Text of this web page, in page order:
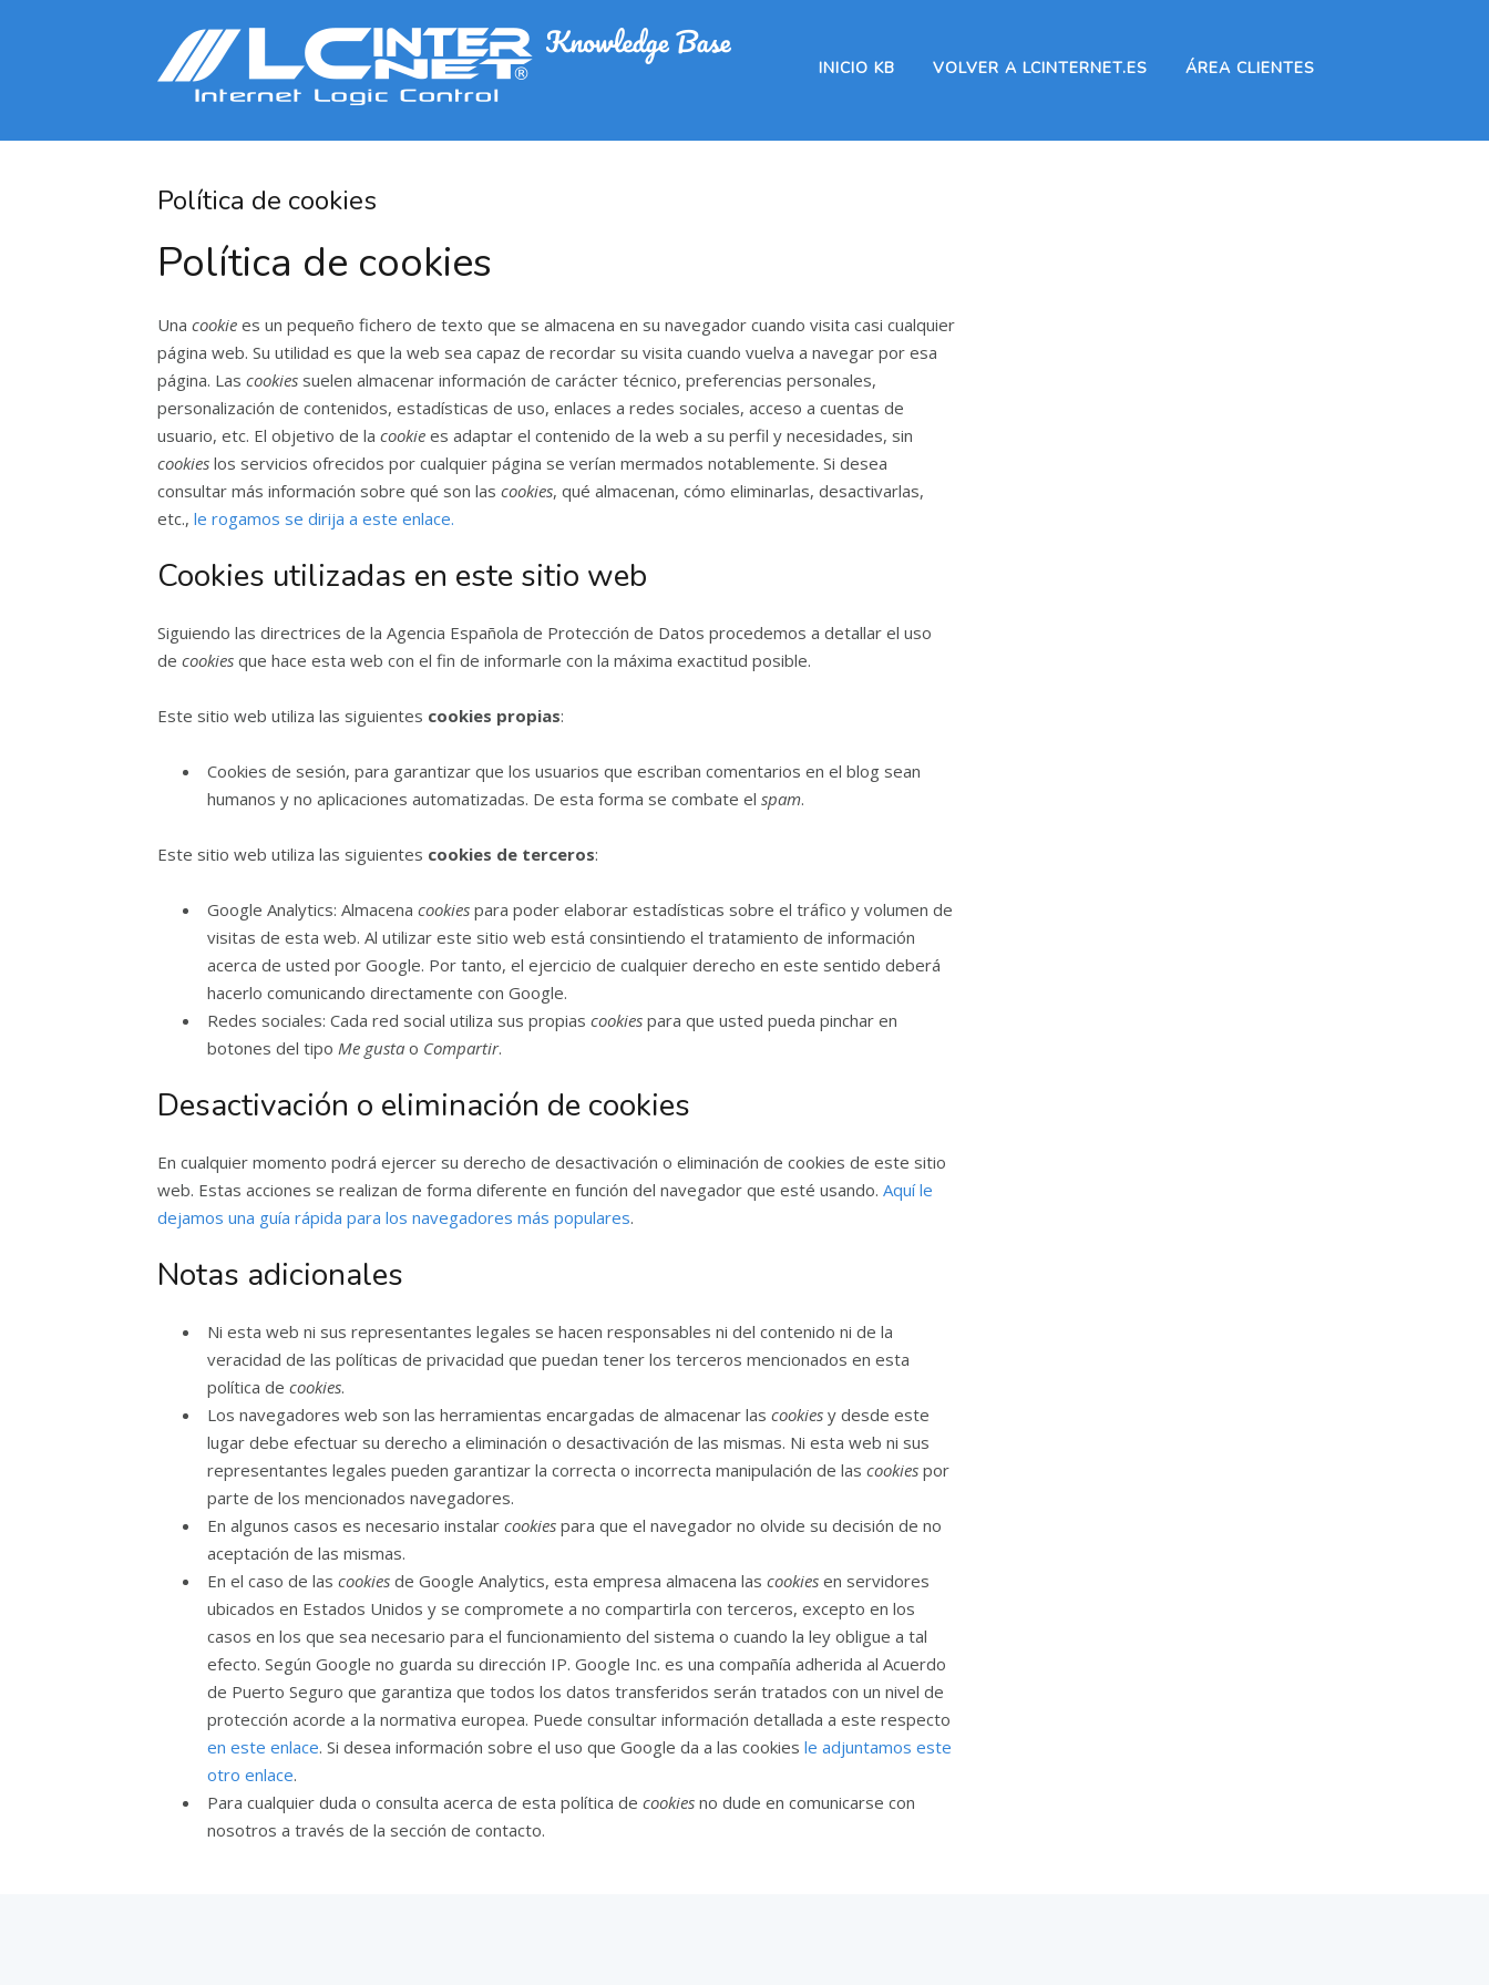
INICIO KB VOLVER A LCINTERNET.ES ÁREA CLIENTES
Política de cookies
Política de cookies
Una cookie es un pequeño fichero de texto que se almacena en su navegador cuando visita casi cualquier
página web. Su utilidad es que la web sea capaz de recordar su visita cuando vuelva a navegar por esa
página. Las cookies suelen almacenar información de carácter técnico, preferencias personales,
personalización de contenidos, estadísticas de uso, enlaces a redes sociales, acceso a cuentas de
usuario, etc. El objetivo de la cookie es adaptar el contenido de la web a su perfil y necesidades, sin
cookies los servicios ofrecidos por cualquier página se verían mermados notablemente. Si desea
consultar más información sobre qué son las cookies, qué almacenan, cómo eliminarlas, desactivarlas,
etc., le rogamos se dirija a este enlace.
Cookies utilizadas en este sitio web
Siguiendo las directrices de la Agencia Española de Protección de Datos procedemos a detallar el uso
de cookies que hace esta web con el fin de informarle con la máxima exactitud posible.
Este sitio web utiliza las siguientes cookies propias:
Cookies de sesión, para garantizar que los usuarios que escriban comentarios en el blog sean
humanos y no aplicaciones automatizadas. De esta forma se combate el spam.
Este sitio web utiliza las siguientes cookies de terceros:
Google Analytics: Almacena cookies para poder elaborar estadísticas sobre el tráfico y volumen de
visitas de esta web. Al utilizar este sitio web está consintiendo el tratamiento de información
acerca de usted por Google. Por tanto, el ejercicio de cualquier derecho en este sentido deberá
hacerlo comunicando directamente con Google.
Redes sociales: Cada red social utiliza sus propias cookies para que usted pueda pinchar en
botones del tipo Me gusta o Compartir.
Desactivación o eliminación de cookies
En cualquier momento podrá ejercer su derecho de desactivación o eliminación de cookies de este sitio
web. Estas acciones se realizan de forma diferente en función del navegador que esté usando. Aquí le
dejamos una guía rápida para los navegadores más populares.
Notas adicionales
Ni esta web ni sus representantes legales se hacen responsables ni del contenido ni de la
veracidad de las políticas de privacidad que puedan tener los terceros mencionados en esta
política de cookies.
Los navegadores web son las herramientas encargadas de almacenar las cookies y desde este
lugar debe efectuar su derecho a eliminación o desactivación de las mismas. Ni esta web ni sus
representantes legales pueden garantizar la correcta o incorrecta manipulación de las cookies por
parte de los mencionados navegadores.
En algunos casos es necesario instalar cookies para que el navegador no olvide su decisión de no
aceptación de las mismas.
En el caso de las cookies de Google Analytics, esta empresa almacena las cookies en servidores
ubicados en Estados Unidos y se compromete a no compartirla con terceros, excepto en los
casos en los que sea necesario para el funcionamiento del sistema o cuando la ley obligue a tal
efecto. Según Google no guarda su dirección IP. Google Inc. es una compañía adherida al Acuerdo
de Puerto Seguro que garantiza que todos los datos transferidos serán tratados con un nivel de
protección acorde a la normativa europea. Puede consultar información detallada a este respecto
en este enlace. Si desea información sobre el uso que Google da a las cookies le adjuntamos este
otro enlace.
Para cualquier duda o consulta acerca de esta política de cookies no dude en comunicarse con
nosotros a través de la sección de contacto.